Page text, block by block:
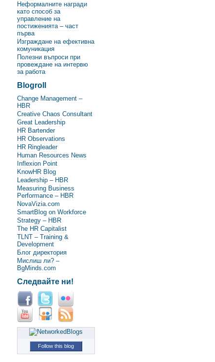
Неформалните награди
като способ за
управление на
постиженията – част
първа
Изграждане на ефективна
комуникация
Полезни въпроси при
провеждане на интервю
за работа
Blogroll
Change Management –
HBR
Creative Chaos Consultant
Great Leadership
HR Bartender
HR Observations
HR Ringleader
Human Resources News
Inflexion Point
KnowHR Blog
Leadership – HBR
Measuring Business
Performance – HBR
NovaVizia.com
SmartBlog on Workforce
Strategy – HBR
The HR Capitalist
TLNT – Training &
Development
Блог директория
Мислиш ли? –
BgMinds.com
Следвайте ни!
Follow this blog